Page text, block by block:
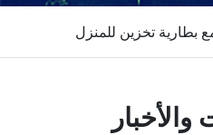
والأخبار